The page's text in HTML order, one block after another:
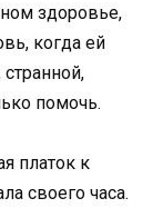
здоровье,
когда ей
помочь.
платок к
своего часа.